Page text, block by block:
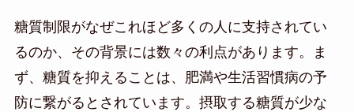
糖質制限がなぜこれほど多くの人に支持されてい
るのか、その背景には数々の利点があります。ま
ず、糖質を抑えることは、肥満や生活習慣病の予
防に繋がるとされています。摂取する糖質が少な